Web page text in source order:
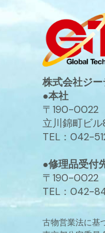
株式会社ジー
●本社
〒190-0022
立川錦町ビル
TEL：042-
●修理品受
〒190-0022
TEL：042-
古物営業法に基